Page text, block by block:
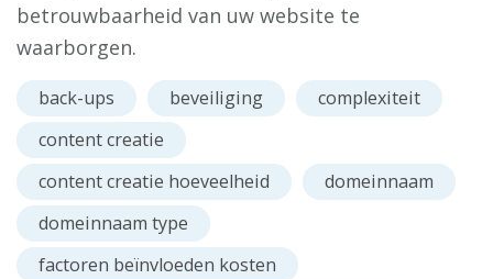
betrouwbaarheid van uw website te
waarborgen.
back-ups beveiliging
complexiteit
content creatie
content creatie hoeveelheid
domeinnaam
domeinnaam type
factoren beïnvloeden kosten